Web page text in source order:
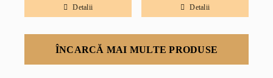
Detalii Detalii
ÎNCARCĂ MAI MULTE PRODUSE